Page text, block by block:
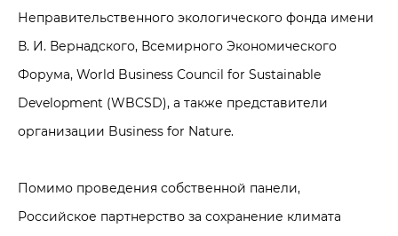
Неправительственного экологического фонда имени
В. И. Вернадского, Всемирного Экономического
Форума, World Business Council for Sustainable
Development (WBCSD), а также представители
организации Business for Nature.
Помимо проведения собственной панели,
Российское партнерство за сохранение климата